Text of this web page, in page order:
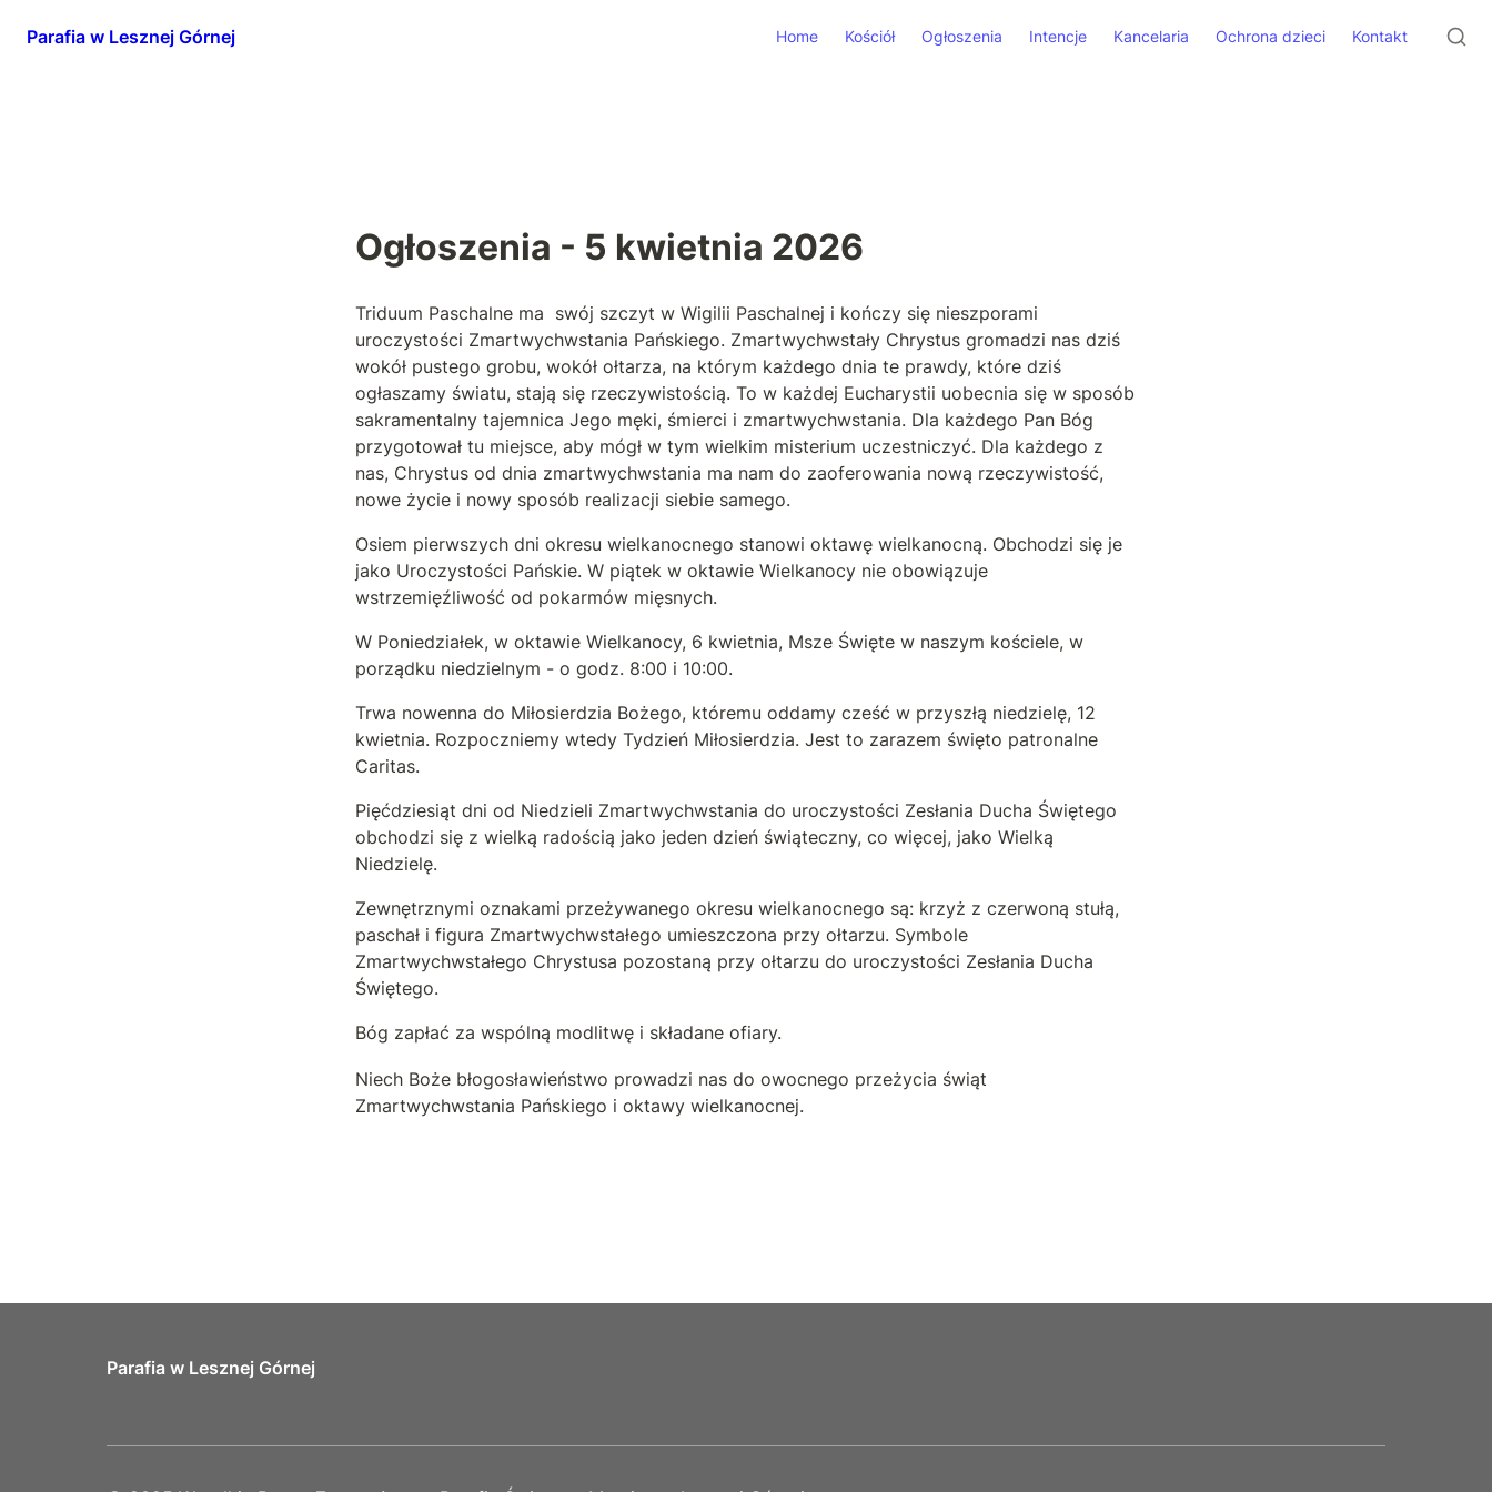
Parafia w Lesznej Górnej Home Kościół Ogłoszenia Intencje Kancelaria Ochrona dzieci Kontakt
Ogłoszenia - 5 kwietnia 2026
Triduum Paschalne ma  swój szczyt w Wigilii Paschalnej i kończy się nieszporami
uroczystości Zmartwychwstania Pańskiego. Zmartwychwstały Chrystus gromadzi nas dziś
wokół pustego grobu, wokół ołtarza, na którym każdego dnia te prawdy, które dziś
ogłaszamy światu, stają się rzeczywistością. To w każdej Eucharystii uobecnia się w sposób
sakramentalny tajemnica Jego męki, śmierci i zmartwychwstania. Dla każdego Pan Bóg
przygotował tu miejsce, aby mógł w tym wielkim misterium uczestniczyć. Dla każdego z
nas, Chrystus od dnia zmartwychwstania ma nam do zaoferowania nową rzeczywistość,
nowe życie i nowy sposób realizacji siebie samego.
Osiem pierwszych dni okresu wielkanocnego stanowi oktawę wielkanocną. Obchodzi się je
jako Uroczystości Pańskie. W piątek w oktawie Wielkanocy nie obowiązuje
wstrzemięźliwość od pokarmów mięsnych.
W Poniedziałek, w oktawie Wielkanocy, 6 kwietnia, Msze Święte w naszym kościele, w
porządku niedzielnym - o godz. 8:00 i 10:00.
Trwa nowenna do Miłosierdzia Bożego, któremu oddamy cześć w przyszłą niedzielę, 12
kwietnia. Rozpoczniemy wtedy Tydzień Miłosierdzia. Jest to zarazem święto patronalne
Caritas.
Pięćdziesiąt dni od Niedzieli Zmartwychwstania do uroczystości Zesłania Ducha Świętego
obchodzi się z wielką radością jako jeden dzień świąteczny, co więcej, jako Wielką
Niedzielę.
Zewnętrznymi oznakami przeżywanego okresu wielkanocnego są: krzyż z czerwoną stułą,
paschał i figura Zmartwychwstałego umieszczona przy ołtarzu. Symbole
Zmartwychwstałego Chrystusa pozostaną przy ołtarzu do uroczystości Zesłania Ducha
Świętego.
Bóg zapłać za wspólną modlitwę i składane ofiary.
Niech Boże błogosławieństwo prowadzi nas do owocnego przeżycia świąt
Zmartwychwstania Pańskiego i oktawy wielkanocnej.
Parafia w Lesznej Górnej